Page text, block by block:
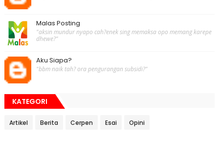
Malas Posting
"aksin mundur nyapo cah?enek sing memaksa opo memang karepe
dhewe?"
Aku Siapa?
"bbm naik tah? ora pengurangan subsidi?"
KATEGORI
Artikel Berita Cerpen Esai Opini